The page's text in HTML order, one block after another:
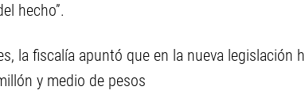
hecho”.
la fiscalía apuntó que en la nueva legislación
y medio de pesos